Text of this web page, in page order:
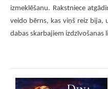
izmeklēšanu. Rakstniece
veido bērns, kas viņš reiz
dabas skarbajiem izdzīvošanas